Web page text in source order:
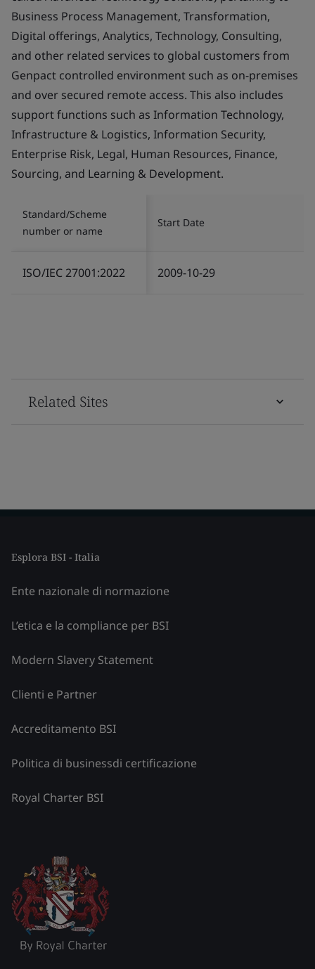
Business Process Management, Transformation,
Digital offerings, Analytics, Technology, Consulting,
and other related services to global customers from
Genpact controlled environment such as on-premises
and over secured remote access. This also includes
support functions such as Information Technology,
Infrastructure & Logistics, Information Security,
Enterprise Risk, Legal, Human Resources, Finance,
Sourcing, and Learning & Development.
Standard/Scheme
number or name
Start Date
ISO/IEC 27001:2022 2009-10-29
Related Sites
Esplora BSI - Italia
Ente nazionale di normazione
L’etica e la compliance per BSI
Modern Slavery Statement
Clienti e Partner
Accreditamento BSI
Politica di businessdi certificazione
Royal Charter BSI